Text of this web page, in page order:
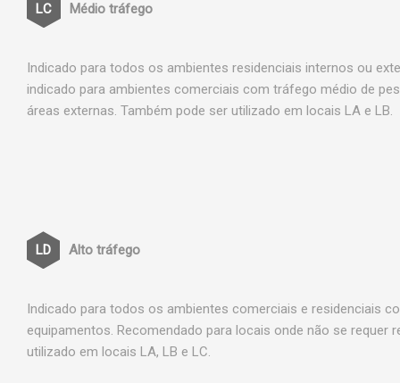
Médio tráfego
Indicado para todos os ambientes residenciais internos ou
indicado para ambientes comerciais com tráfego médio de
áreas externas. Também pode ser utilizado em locais LA e LB.
Alto tráfego
Indicado para todos os ambientes comerciais e residenciais
equipamentos. Recomendado para locais onde não se
utilizado em locais LA, LB e LC.